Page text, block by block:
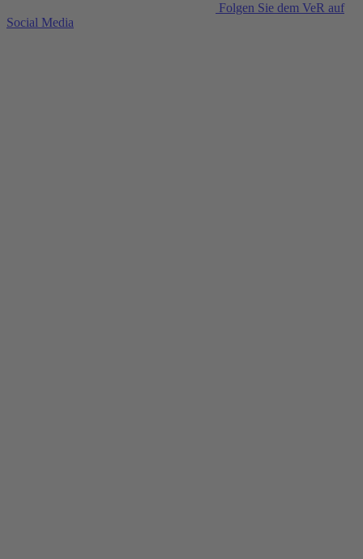
Folgen Sie dem VeR auf
Social Media